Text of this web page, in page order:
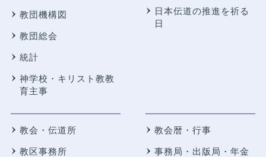
教団機構図
教団総会
統計
神学校・キリスト教教
育主事
日本伝道の推進を祈る
日
教会・伝道所
教区事務所
教会暦・行事
事務局・出版局・年金